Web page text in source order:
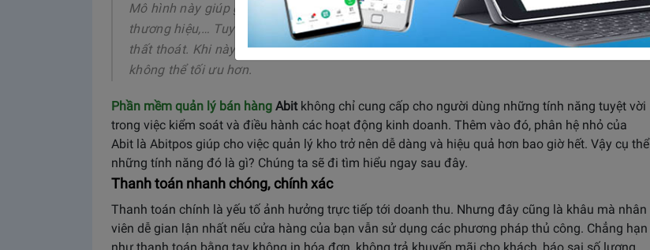
Mô hình này giúp gia tăng lợi nhuận, quét vùng khách hàng, tăng độ phủ sóng cho
thương hiệu,… Tuy nhiên, nó lại mang đến bài toán khó trong việc quản lý và hạn chế
thất thoát. Khi này, phần mềm quản lý bán hàng và tồn kho Abitpos chính là giải pháp
không thể tối ưu hơn.
Phần mềm quản lý bán hàng Abitkhông chỉ cung cấp cho người dùng những tính năng tuyệt vời
trong việc kiểm soát và điều hành các hoạt động kinh doanh. Thêm vào đó, phân hệ nhỏ của
Abit là Abitpos giúp cho việc quản lý kho trở nên dễ dàng và hiệu quả hơn bao giờ hết. Vậy cụ thể
những tính năng đó là gì? Chúng ta sẽ đi tìm hiểu ngay sau đây.
Thanh toán nhanh chóng, chính xác
Thanh toán chính là yếu tố ảnh hưởng trực tiếp tới doanh thu. Nhưng đây cũng là khâu mà nhân
viên dễ gian lận nhất nếu cửa hàng của bạn vẫn sử dụng các phương pháp thủ công. Chẳng hạn